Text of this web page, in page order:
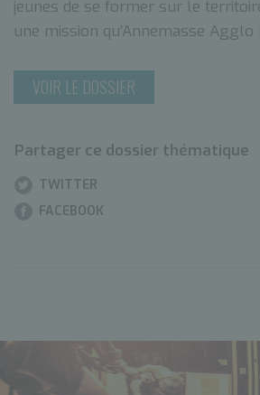
jeunes de se former sur le
une mission qu’Annemasse
VOIR LE DOSSIER
Partager ce dossier thématique
TWITTER
FACEBOOK